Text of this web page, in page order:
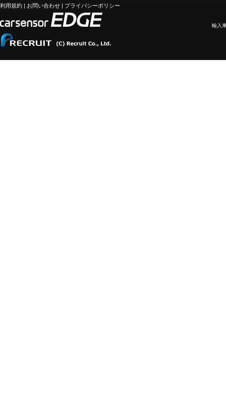
利用規約 | お問い合わせ | プライバシーポリシー
輸入